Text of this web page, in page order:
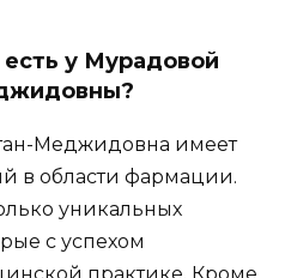
у Мурадовой
Меджидовна имеет
в области фармации.
уникальных
с успехом